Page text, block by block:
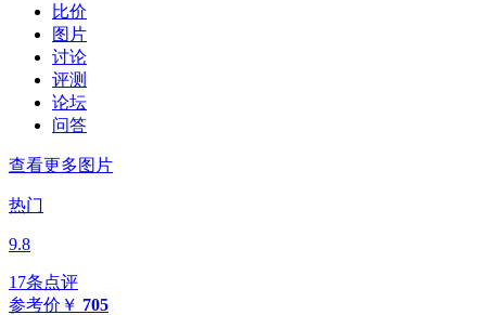
比价
图片
讨论
评测
论坛
问答
查看更多图片
热门
9.8
17条点评
参考价 ￥ 705